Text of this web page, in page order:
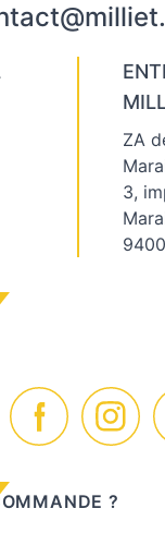
ZA
3,
?